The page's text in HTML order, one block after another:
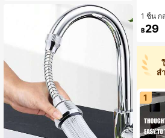
1 ชิ้น ก
นวาง
28 ฟอ
฿29
ส
1